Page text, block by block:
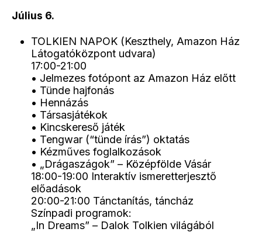
Július 6.
TOLKIEN NAPOK (Keszthely, Amazon Ház
Látogatóközpont udvara)
17:00-21:00
• Jelmezes fotópont az Amazon Ház előtt
• Tünde hajfonás
• Hennázás
• Társasjátékok
• Kincskereső játék
• Tengwar (“tünde írás”) oktatás
• Kézműves foglalkozások
• „Drágaszágok” – Középfölde Vásár
18:00-19:00 Interaktív ismeretterjesztő
előadások
20:00-21:00 Tánctanítás, táncház
Színpadi programok:
„In Dreams” – Dalok Tolkien világából